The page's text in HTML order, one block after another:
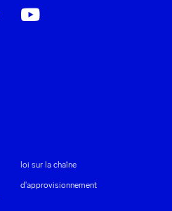
loi sur la chaîne
d'approvisionnement